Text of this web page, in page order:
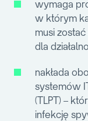
wymaga
w którym
musi
dla
nakłada
systemów
(TLPT) –
infekcję